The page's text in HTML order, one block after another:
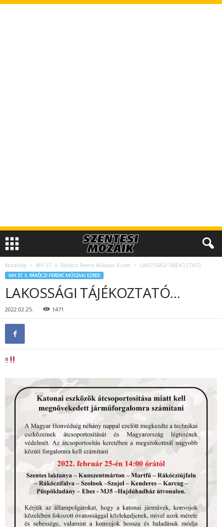
Kezdőlap MH 37. II. Rákóczi Ferenc Műszaki Ezred LAKOSSÁGI TÁJÉKOZTATÓ…
MH 37. II. RÁKÓCZI FERENC MŰSZAKI EZRED
LAKOSSÁGI TÁJÉKOZTATÓ…
2022.02.25. 1471
‼